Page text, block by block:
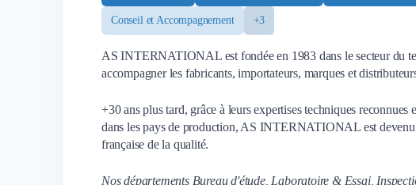
Conseil et Accompagnement +3
AS INTERNATIONAL est fondée en 1983 dans le secteur du
accompagner les fabricants, importateurs, marques et
+30 ans plus tard, grâce à leurs expertises techniques
dans les pays de production, AS INTERNATIONAL est
française de la qualité.
Nos départements Bureau d'étude, Laboratoire & Essai,